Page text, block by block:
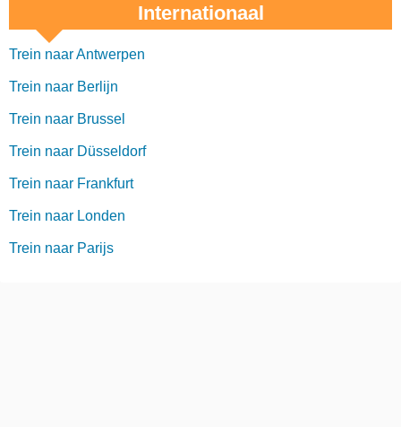
Internationaal
Trein naar Antwerpen
Trein naar Berlijn
Trein naar Brussel
Trein naar Düsseldorf
Trein naar Frankfurt
Trein naar Londen
Trein naar Parijs